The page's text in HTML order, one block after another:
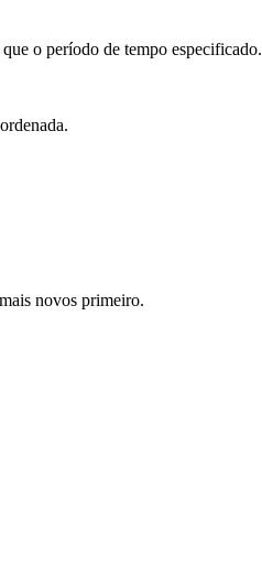
o período de tempo especificado.
novos primeiro.